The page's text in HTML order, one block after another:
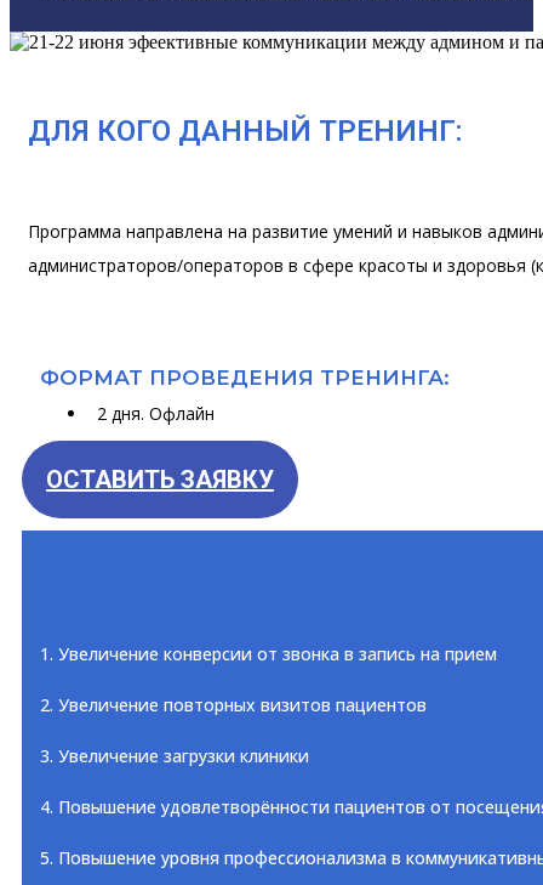
ДЛЯ КОГО ДАННЫЙ ТРЕНИНГ:
Программа направлена на развитие умений и навыков
администраторов/операторов в сфере красоты и здоровья
ФОРМАТ ПРОВЕДЕНИЯ ТРЕНИНГА:
2 дня. Офлайн
ОСТАВИТЬ ЗАЯВКУ
1. Увеличение конверсии от звонка в запись на прием
2. Увеличение повторных визитов пациентов
3. Увеличение загрузки клиники
4. Повышение удовлетворённости пациентов от
5. Повышение уровня профессионализма в